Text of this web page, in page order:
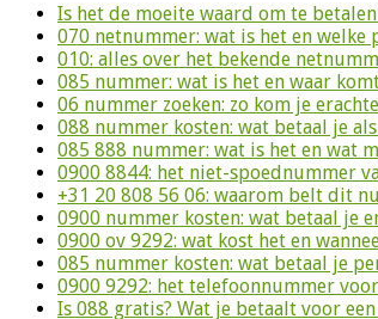
Is het de moeite waard om te
070 netnummer: wat is het en welke
010: alles over het bekende
085 nummer: wat is het en waar
06 nummer zoeken: zo kom je
088 nummer kosten: wat betaal je
085 888 nummer: wat is het en wat
0900 8844: het niet-spoednummer
+31 20 808 56 06: waarom belt dit
0900 nummer kosten: wat betaal je
0900 ov 9292: wat kost het en
085 nummer kosten: wat betaal je
0900 9292: het telefoonnummer
Is 088 gratis? Wat je betaalt voor